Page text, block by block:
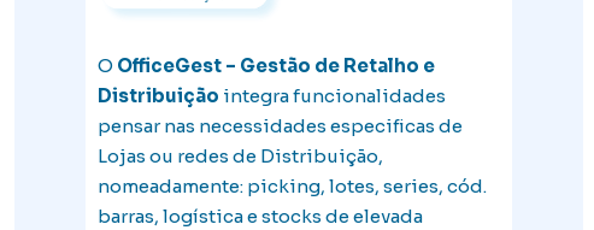
O OfficeGest – Gestão de Retalho e
Distribuição integra funcionalidades
pensar nas necessidades especificas de
Lojas ou redes de Distribuição,
nomeadamente: picking, lotes, series, cód.
barras, logística e stocks de elevada